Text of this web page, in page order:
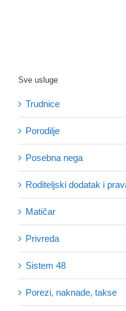
Sve usluge
Trudnice
Porodilje
Posebna nega
Roditeljski dodatak i
Matičar
Privreda
Sistem 48
Porezi, naknade, takse